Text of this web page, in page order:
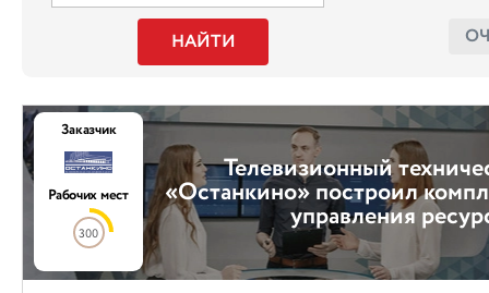
НАЙТИ
Телевизионный
«Останкино» построил
управления
Заказчик
Рабочих мест
300